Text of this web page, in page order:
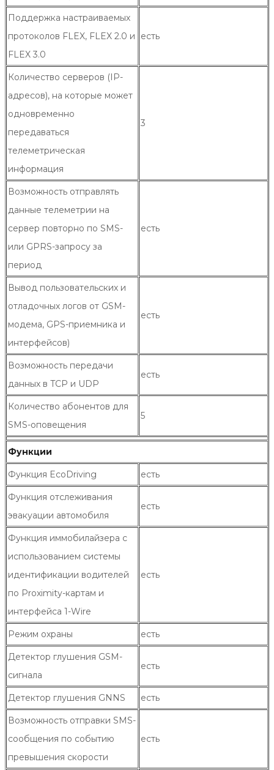
Поддержка настраиваемых
протоколов FLEX, FLEX 2.0 и
FLEX 3.0
есть
Количество серверов (IP-
адресов), на которые может
одновременно
передаваться
телеметрическая
информация
3
Возможность отправлять
данные телеметрии на
сервер повторно по SMS-
или GPRS-запросу за
период
есть
Вывод пользовательских и
отладочных логов от GSM-
модема, GPS-приемника и
интерфейсов)
есть
Возможность передачи
данных в TCP и UDP
есть
Количество абонентов для
SMS-оповещения
5
Функции
Функция EcoDriving есть
Функция отслеживания
эвакуации автомобиля
есть
Функция иммобилайзера с
использованием системы
идентификации водителей
по Proximity-картам и
интерфейса 1-Wire
есть
Режим охраны есть
Детектор глушения GSM-
сигнала
есть
Детектор глушения GNNS есть
Возможность отправки SMS-
сообщения по событию
превышения скорости
есть